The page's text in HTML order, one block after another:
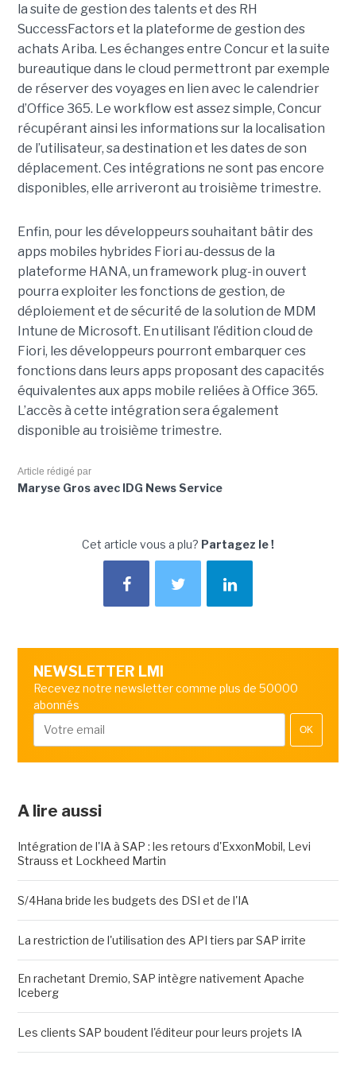
la suite de gestion des talents et des RH
SuccessFactors et la plateforme de gestion des
achats Ariba. Les échanges entre Concur et la suite
bureautique dans le cloud permettront par exemple
de réserver des voyages en lien avec le calendrier
d’Office 365. Le workflow est assez simple, Concur
récupérant ainsi les informations sur la localisation
de l’utilisateur, sa destination et les dates de son
déplacement. Ces intégrations ne sont pas encore
disponibles, elle arriveront au troisième trimestre.
Enfin, pour les développeurs souhaitant bâtir des
apps mobiles hybrides Fiori au-dessus de la
plateforme HANA, un framework plug-in ouvert
pourra exploiter les fonctions de gestion, de
déploiement et de sécurité de la solution de MDM
Intune de Microsoft. En utilisant l’édition cloud de
Fiori, les développeurs pourront embarquer ces
fonctions dans leurs apps proposant des capacités
équivalentes aux apps mobile reliées à Office 365.
L’accès à cette intégration sera également
disponible au troisième trimestre.
Article rédigé par
Maryse Gros avec IDG News Service
Cet article vous a plu? Partagez le !
NEWSLETTER LMI
Recevez notre newsletter comme plus de 50000
abonnés
OK
A lire aussi
Intégration de l'IA à SAP : les retours d'ExxonMobil, Levi
Strauss et Lockheed Martin
S/4Hana bride les budgets des DSI et de l'IA
La restriction de l'utilisation des API tiers par SAP irrite
En rachetant Dremio, SAP intègre nativement Apache
Iceberg
Les clients SAP boudent l'éditeur pour leurs projets IA